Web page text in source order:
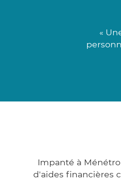
«
Impanté à
d'aides financières